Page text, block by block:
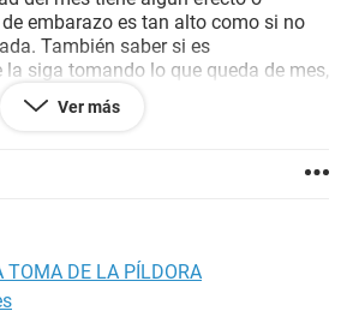
embarazo es tan alto como si no
También saber si es
la siga tomando lo que queda de mes,
poder ver si me viene la regla y
¿Cuánto tiempo debo tardar en
Ver más
TOMA DE LA PÍLDORA